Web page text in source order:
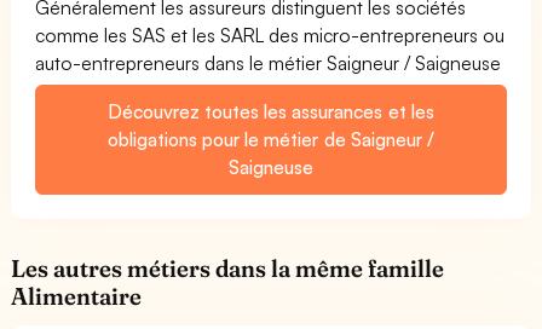
Généralement les assureurs distinguent les sociétés
comme les SAS et les SARL des micro-entrepreneurs ou
auto-entrepreneurs dans le métier Saigneur / Saigneuse
Découvrez toutes les assurances et les
obligations pour le métier de Saigneur /
Saigneuse
Les autres métiers dans la même famille
Alimentaire